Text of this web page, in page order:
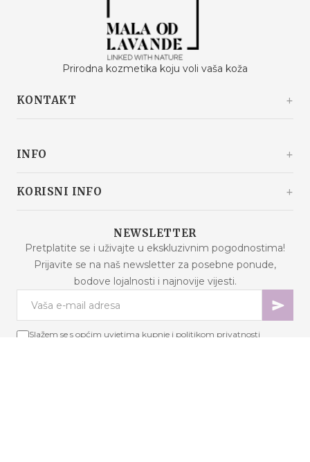
Prirodna kozmetika koju voli vaša koža
KONTAKT
Hrvatska
Pon. - Pet.: 09h - 15h
INFO
O nama
Proizvodi na sniženju
Novi proizvodi
Najprodavaniji proizvodi
Mapa stranice
Internetsko rješavanje sporova
KORISNI INFO
Česta pitanja
Uvjeti kupnje
Sigurnost podataka
Načini plaćanja
Kolačići (eng. cookies) - objašnjenje
NEWSLETTER
Pretplatite se i uživajte u ekskluzivnim pogodnostima!
Prijavite se na naš newsletter za posebne ponude,
bodove lojalnosti i najnovije vijesti.
Slažem se s općim uvjetima kupnje i politikom privatnosti